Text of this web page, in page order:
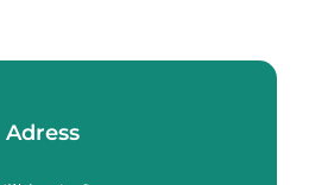
Adress